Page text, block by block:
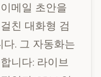
메일 초안을
친 대화형 검
다. 그 자동화는
니다: 라이브